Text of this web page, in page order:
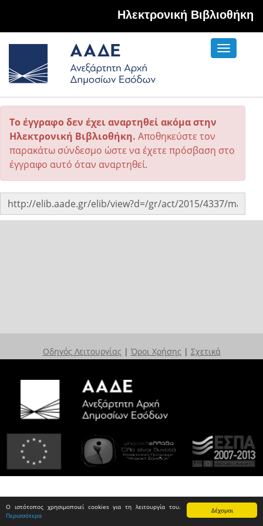
Δέχομαι
Ο ιστότοπος χρησιμοποιεί cookies για τη λειτουργία του.
Περισσότερα
Hλεκτρονική Βιβλιοθήκη
Toggle
Το έγγραφο δεν έχει αναρτηθεί ακόμα στην
Ηλεκτρονική Βιβλιοθήκη. Αποθηκεύστε τον
παρακάτω σύνδεσμο ώστε να έχετε πρόσβαση στο
έγγραφο αυτό όταν αναρτηθεί.
Οδηγός Λειτουργίας | Όροι Χρήσης | Σχετικά